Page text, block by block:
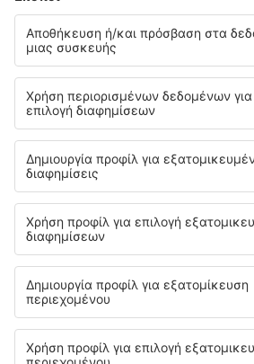
Αξιοθέατα
Αθλητικά γεγονότα
Μάθετε περισσότερα
Εγγύηση χαμηλότερης τιμής
Εφαρμογή για κινητά
Αερομεταφορείς
SKY express
Olympic Air
Ryanair
Aegean
Wizzair
Volotea
Lufthansa